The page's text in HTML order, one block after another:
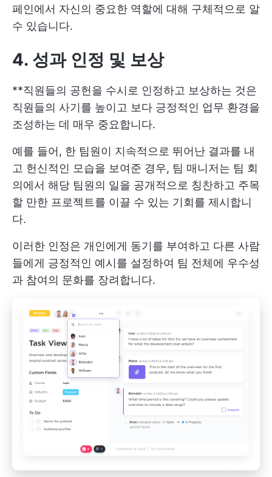
페인에서 자신의 중요한 역할에 대해 구체적으로 알
수 있습니다.
4. 성과 인정 및 보상
**직원들의 공헌을 수시로 인정하고 보상하는 것은
직원들의 사기를 높이고 보다 긍정적인 업무 환경을
조성하는 데 매우 중요합니다.
예를 들어, 한 팀원이 지속적으로 뛰어난 결과를 내
고 헌신적인 모습을 보여준 경우, 팀 매니저는 팀 회
의에서 해당 팀원의 일을 공개적으로 칭찬하고 주목
할 만한 프로젝트를 이끌 수 있는 기회를 제시합니
다.
이러한 인정은 개인에게 동기를 부여하고 다른 사람
들에게 긍정적인 예시를 설정하여 팀 전체에 우수성
과 참여의 문화를 장려합니다.